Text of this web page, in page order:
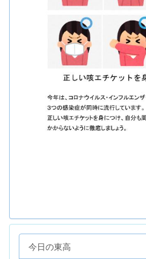
今日の東高